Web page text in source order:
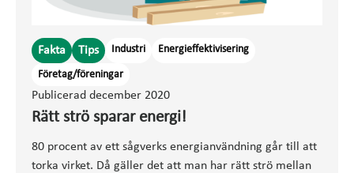
Publicerad december 2020
Rätt strö sparar energi!
80 procent av ett sågverks energianvändning går till att
torka virket. Då gäller det att man har rätt strö mellan
Fakta Tips Industri Energieffektivisering
Företag/föreningar